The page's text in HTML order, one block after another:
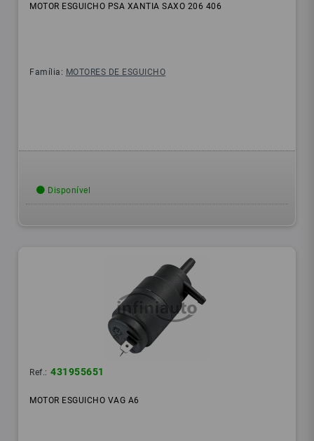
MOTOR ESGUICHO PSA XANTIA SAXO 206 406
Família: MOTORES DE ESGUICHO
Disponível
Ref.: 431955651
MOTOR ESGUICHO VAG A6